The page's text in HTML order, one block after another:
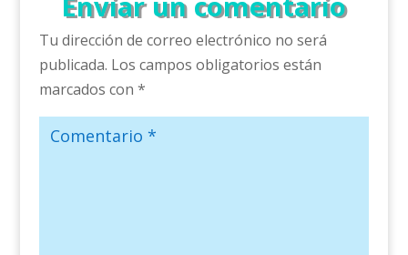
Tu dirección de correo electrónico no será
publicada. Los campos obligatorios están
marcados con *